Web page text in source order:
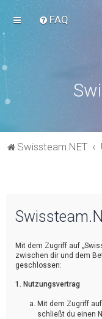
FAQ
Swissteam.NET
Mit dem Zugriff auf
zwischen dir und dem
geschlossen:
1. Nutzungsvertrag
Mit dem Zugriff auf
schließt du einen